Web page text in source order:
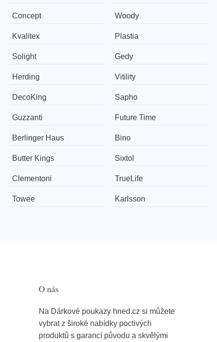
Concept Woody
Kvalitex Plastia
Solight Gedy
Herding Vitility
DecoKing Sapho
Guzzanti Future Time
Berlinger Haus Bino
Butter Kings Sixtol
Clementoni TrueLife
Towee Karlsson
O nás
Na Dárkové poukazy hned.cz si můžete
vybrat z široké nabídky poctivých
produktů s garancí původu a skvělými